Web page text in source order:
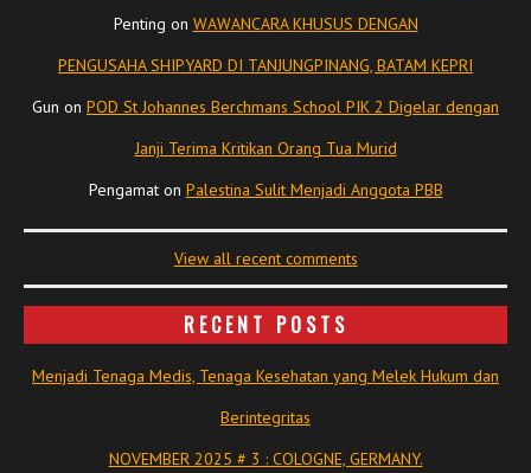
Penting on WAWANCARA KHUSUS DENGAN
PENGUSAHA SHIPYARD DI TANJUNGPINANG, BATAM KEPRI
Gun on POD St Johannes Berchmans School PIK 2 Digelar dengan
Janji Terima Kritikan Orang Tua Murid
Pengamaton Palestina Sulit Menjadi Anggota PBB
View all recent comments
RECENT POSTS
Menjadi Tenaga Medis, Tenaga Kesehatan yang Melek Hukum dan
Berintegritas
NOVEMBER 2025 # 3 : COLOGNE, GERMANY.